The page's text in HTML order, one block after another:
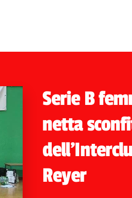
Serie B
netta
Reyer